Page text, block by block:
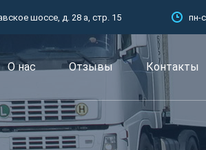
шоссе, д. 28 а, стр. 15 пн-
О нас Отзывы Контакты